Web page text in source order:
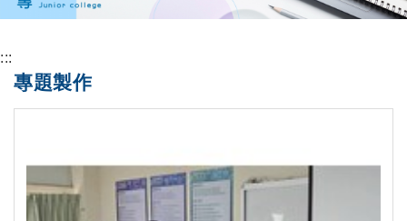
:::
專題製作